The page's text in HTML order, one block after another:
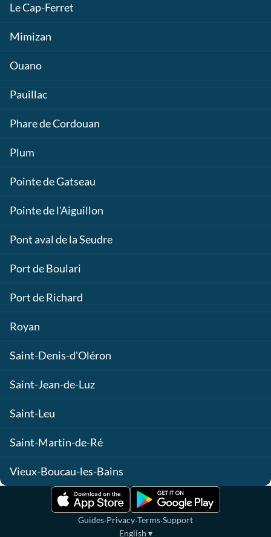
Le Cap-Ferret
Mimizan
Ouano
Pauillac
Phare de Cordouan
Plum
Pointe de Gatseau
Pointe de l'Aiguillon
Pont aval de la Seudre
Port de Boulari
Port de Richard
Royan
Saint-Denis-d'Oléron
Saint-Jean-de-Luz
Saint-Leu
Saint-Martin-de-Ré
Vieux-Boucau-les-Bains
Guides·Privacy·Terms·Support
English ▾